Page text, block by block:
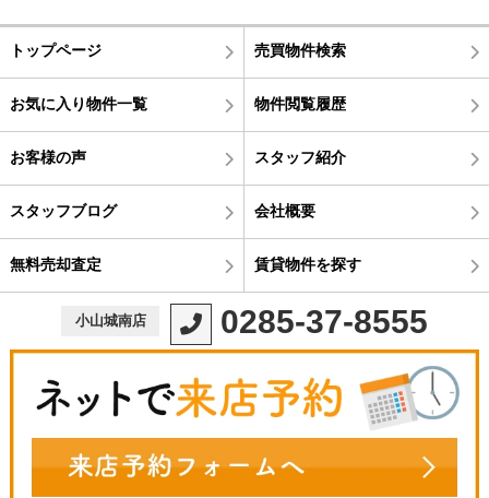
トップページ 売買物件検索
お気に入り物件一覧 物件閲覧履歴
お客様の声 スタッフ紹介
スタッフブログ 会社概要
無料売却査定 賃貸物件を探す
小山城南店 0285-37-8555